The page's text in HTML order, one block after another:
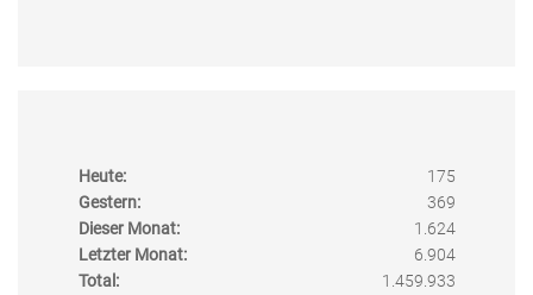
Heute:
175
Gestern:
369
Dieser Monat:
1.624
Letzter Monat:
6.904
Total:
1.459.933